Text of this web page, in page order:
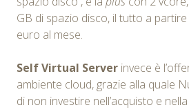
GB di spazio disco, il tutto a
euro al mese.
Self Virtual Server invece è
ambiente cloud, grazie alla quale
di non investire nell’acquisto e